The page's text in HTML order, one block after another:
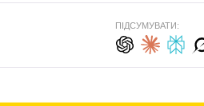
ПІДСУМУВАТИ: